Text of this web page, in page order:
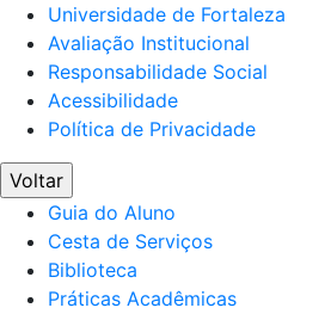
Universidade de Fortaleza
Avaliação Institucional
Responsabilidade Social
Acessibilidade
Política de Privacidade
Voltar
Guia do Aluno
Cesta de Serviços
Biblioteca
Práticas Acadêmicas